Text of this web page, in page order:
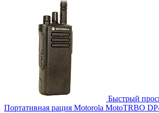
Быстрый
Портативная рация Motorola MotoTRBO